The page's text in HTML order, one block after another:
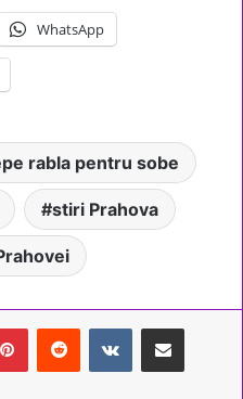
WhatsApp
rabla pentru sobe
stiri Prahova
PinterestReddit VKontakteShare via Email